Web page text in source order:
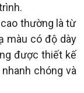
thường là từ
màu có độ dày
được thiết kế
chóng và